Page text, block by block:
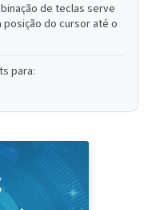
de teclas serve
do cursor até o
para: